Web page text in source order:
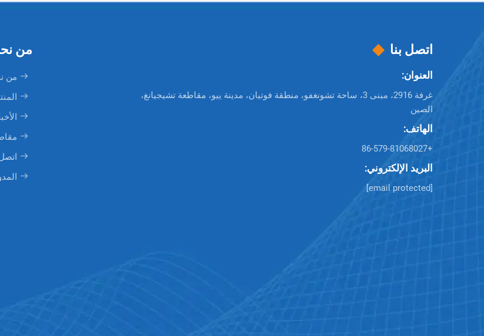
اتصل بنا
العنوان:
غرفة 2916، مبنى 3، ساحة تشونغفو، منطقة فوتيان، مدينة ييو، مقاطعة تشيجيانغ،
الصين
الهاتف:
+86-579-81068027
البريد الإلكتروني:
[email protected]
من
من